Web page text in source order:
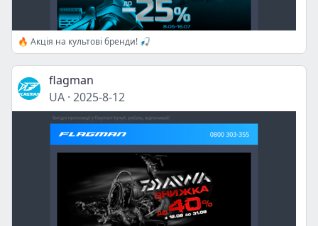
🔥 Акція на культові бренди! 🎣
flagman
UA · 2025-8-12